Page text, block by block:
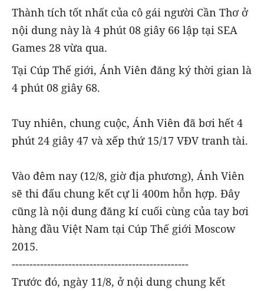
Thành tích tốt nhất của cô gái người Cần Thơ ở
nội dung này là 4 phút 08 giây 66 lập tại SEA
Games 28 vừa qua.
Tại Cúp Thế giới, Ánh Viên đăng ký thời gian là
4 phút 08 giây 68.
Tuy nhiên, chung cuộc, Ánh Viên đã bơi hết 4
phút 24 giây 47 và xếp thứ 15/17 VĐV tranh tài.
Vào đêm nay (12/8, giờ địa phương), Ánh Viên
sẽ thi đấu chung kết cự li 400m hỗn hợp. Đây
cũng là nội dung đăng kí cuối cùng của tay bơi
hàng đầu Việt Nam tại Cúp Thế giới Moscow
2015.
--------------------------------------------------
Trước đó, ngày 11/8, ở nội dung chung kết